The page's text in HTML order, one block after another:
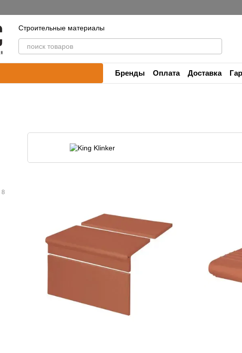
Строительные материалы
Бренды Оплата Доставка
Контакты
8